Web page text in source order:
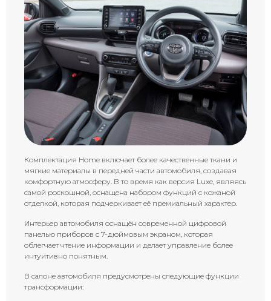
Комплектация Home включает более качественные ткани и
мягкие материалы в передней части автомобиля, создавая
комфортную атмосферу. В то время как версия Luxe, являясь
самой роскошной, оснащена набором функций с кожаной
отделкой, которая подчеркивает её премиальный характер.
Интерьер автомобиля оснащён современной цифровой
панелью приборов с 7-дюймовым экраном, которая
облегчает чтение информации и делает управление более
интуитивно понятным.
В салоне автомобиля предусмотрены следующие функции
трансформации: